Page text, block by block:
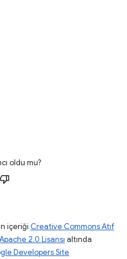
oldu mu?
içeriği Creative Commons Atıf
Apache 2.0 Lisansı altında
Developers Site